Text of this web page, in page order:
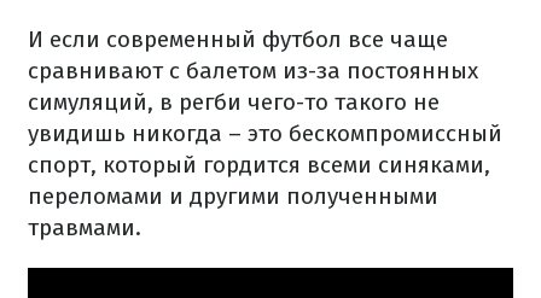
И если современный футбол все чаще
сравнивают с балетом из-за постоянных
симуляций, в регби чего-то такого не
увидишь никогда – это бескомпромиссный
спорт, который гордится всеми синяками,
переломами и другими полученными
травмами.